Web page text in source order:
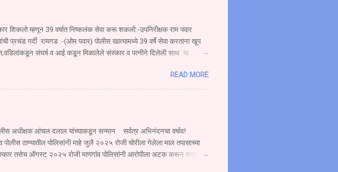
म्हणून 39 वर्षात निष्कलंक सेवा करू शकलो:-उपनिरीक्षक राम पवार
प्रचंड गर्दी रायगड :-(ओम पवार) पोलीस खात्यामध्ये 39 वर्षे सेवा करताना खूप
संघर्ष व आई कडून मिळालेले संस्कार व पत्नीने दिलेली साथ या
पवार यांनी काढले ते सेवानिवृत्ती समारंभाच्या कार्यक्रमात बोलत होते. ते पुढे
सहकार्यामुळे 39 वर्षाच्या प्रवासात पुढे जाऊ शकलो आव्हानांशी सामना करण्याची
READ MORE
अधीक्षक आंचल दलाल यांच्याकडून सन्मान सर्वत्र अभिनंदनचा वर्षाव!
ठाण्यातील पोलिसांनी माहे जुलै २०२५ रोजी चोरीला गेलेला माल तपासाच्या
तसेच ऑगस्ट २०२५ रोजी माणगांव पोलिसांनी आरोपीला अटक करून सदर